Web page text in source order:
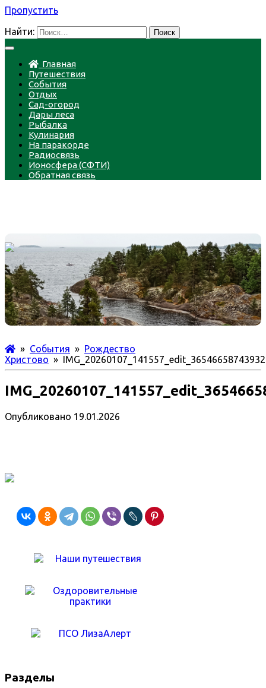
Пропустить
Найти:
Главная
Путешествия
События
Отдых
Сад-огород
Дары леса
Рыбалка
Кулинария
На паракорде
Радиосвязь
Ионосфера (СФТИ)
Обратная связь
» События » Рождество
Христово »
Опубликовано 19.01.2026
Разделы